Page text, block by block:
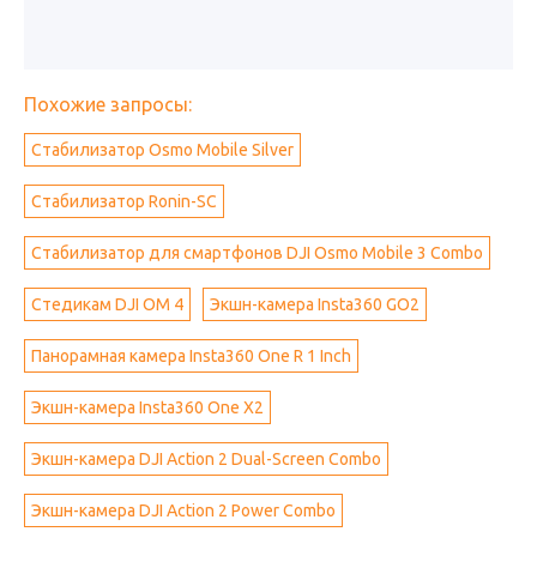
Похожие запросы:
Стабилизатор Osmo Mobile Silver
Стабилизатор Ronin-SC
Стабилизатор для смартфонов DJI Osmo Mobile 3 Combo
Стедикам DJI OM 4 Экшн-камера Insta360 GO2
Панорамная камера Insta360 One R 1 Inch
Экшн-камера Insta360 One X2
Экшн-камера DJI Action 2 Dual-Screen Combo
Экшн-камера DJI Action 2 Power Combo